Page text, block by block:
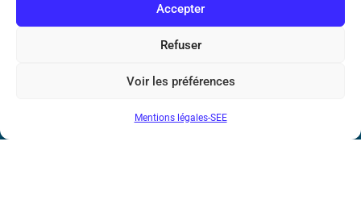
Accepter
Refuser
Voir les préférences
Mentions légales-SEE
Conditions Générales de Vente
Mentions légales